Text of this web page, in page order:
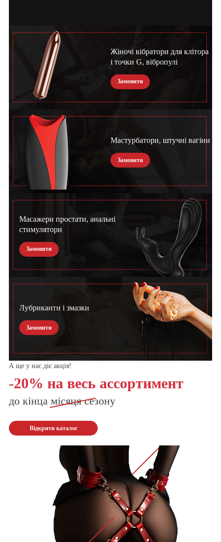
Жіночі вібратори для клітора
і точки G, вібропулі
Замовити
Мастурбатори, штучні вагіни
Замовити
Масажери простати, анальні
стимулятори
Замовити
Лубриканти і змазки
Замовити
А ще у нас діє акція!
-20% на весь ассортимент
до кінца місяцясезону
Відкрити каталог